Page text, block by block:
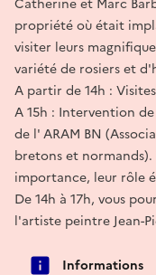
propriété où était
visiter leurs
variété de rosiers et
A partir de 14h :
A 15h : Intervention
de l' ARAM BN
bretons et normands).
importance, leur rôle
De 14h à 17h, vous
l'artiste peintre Jean-
Informations